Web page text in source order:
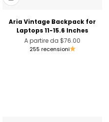
Aria Vintage Backpack for
Laptops 11-15.6 Inches
Prezzo scontato
A partire da $76.00
255 recensioni